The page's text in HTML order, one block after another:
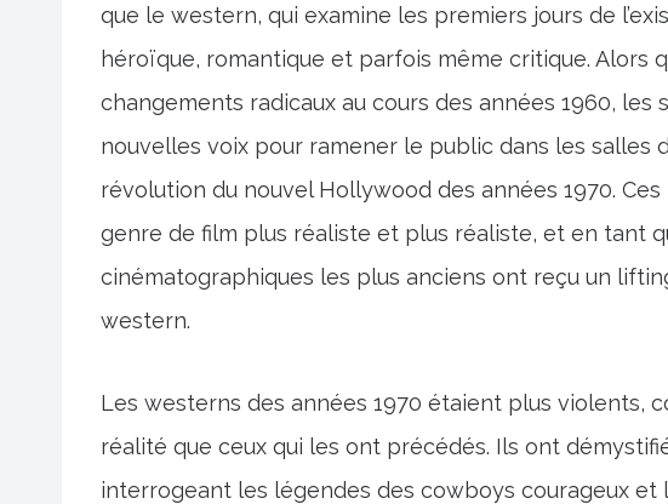
que le western, qui examine les premiers jours de
héroïque, romantique et parfois même critique. Alors
changements radicaux au cours des années 1960,
nouvelles voix pour ramener le public dans les salles
révolution du nouvel Hollywood des années 1970.
genre de film plus réaliste et plus réaliste, et en tant
cinématographiques les plus anciens ont reçu un
western.
Les westerns des années 1970 étaient plus violents,
réalité que ceux qui les ont précédés. Ils ont
interrogeant les légendes des cowboys courageux